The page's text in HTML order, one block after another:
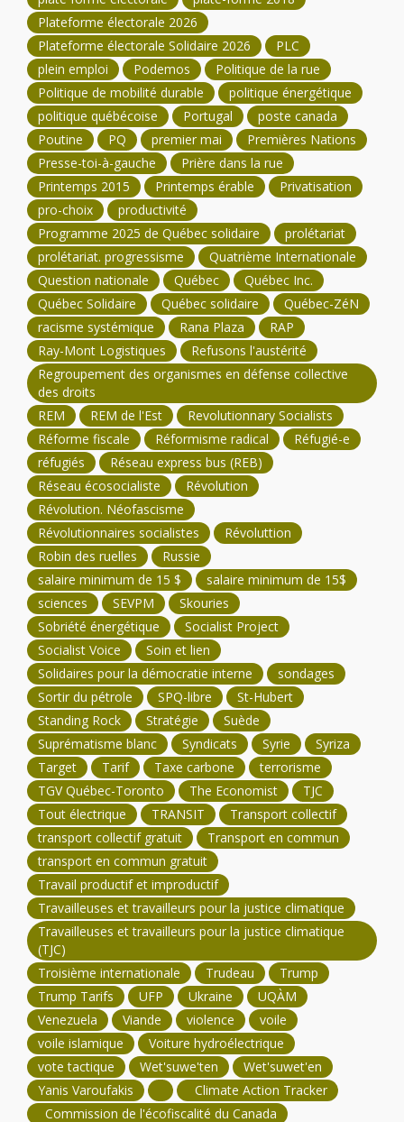
Plateforme électorale 2026
Plateforme électorale Solidaire 2026
PLC
plein emploi
Podemos
Politique de la rue
Politique de mobilité durable
politique énergétique
politique québécoise
Portugal
poste canada
Poutine
PQ premier mai
Premières Nations
Presse-toi-à-gauche
Prière dans la rue
Printemps 2015
Printemps érable
Privatisation
pro-choix
productivité
Programme 2025 de Québec solidaire
prolétariat
prolétariat. progressisme
Quatrième Internationale
Question nationale
Québec
Québec Inc.
Québec Solidaire
Québec solidaire
Québec-ZéN
racisme systémique
Rana Plaza
RAP
Ray-Mont Logistiques
Refusons l'austérité
Regroupement des organismes en défense collective
des droits
REM
REM de l'Est
Revolutionnary Socialists
Réforme fiscale
Réformisme radical
Réfugié-e
réfugiés
Réseau express bus (REB)
Réseau écosocialiste
Révolution
Révolution. Néofascisme
Révolutionnaires socialistes
Révoluttion
Robin des ruelles
Russie
salaire minimum de 15 $
salaire minimum de 15$
sciences
SEVPM
Skouries
Sobriété énergétique
Socialist Project
Socialist Voice
Soin et lien
Solidaires pour la démocratie interne
sondages
Sortir du pétrole
SPQ-libre
St-Hubert
Standing Rock
Stratégie
Suède
Suprématisme blanc
Syndicats Syrie
Syriza
Target
Tarif Taxe carbone
terrorisme
TGV Québec-Toronto
The Economist
TJC
Tout électrique
TRANSIT
Transport collectif
transport collectif gratuit
Transport en commun
transport en commun gratuit
Travail productif et improductif
Travailleuses et travailleurs pour la justice climatique
Travailleuses et travailleurs pour la justice climatique
(TJC)
Troisième internationale
Trudeau
Trump
Trump Tarifs
UFP Ukraine
UQÀM
Venezuela
Viande violence
voile
voile islamique
Voiture hydroélectrique
vote tactique
Wet'suwe'ten
Wet'suwet'en
Yanis Varoufakis
Climate Action Tracker
Commission de l'écofiscalité du Canada